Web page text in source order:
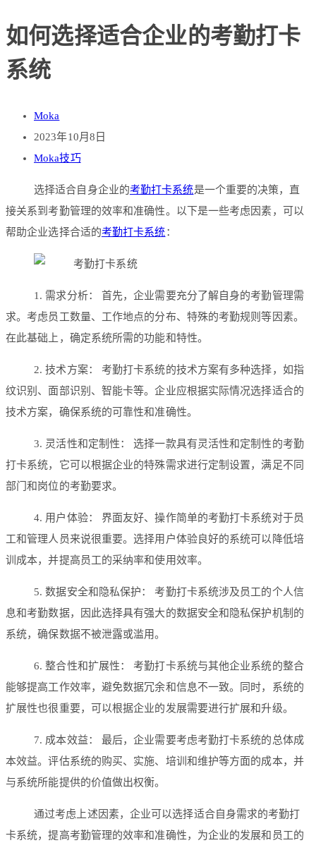
如何选择适合企业的考勤打卡
系统
Moka
2023年10月8日
Moka技巧
选择适合自身企业的考勤打卡系统是一个重要的决策，直
接关系到考勤管理的效率和准确性。以下是一些考虑因素，可以
帮助企业选择合适的考勤打卡系统：
1. 需求分析： 首先，企业需要充分了解自身的考勤管理需
求。考虑员工数量、工作地点的分布、特殊的考勤规则等因素。
在此基础上，确定系统所需的功能和特性。
2. 技术方案： 考勤打卡系统的技术方案有多种选择，如指
纹识别、面部识别、智能卡等。企业应根据实际情况选择适合的
技术方案，确保系统的可靠性和准确性。
3. 灵活性和定制性： 选择一款具有灵活性和定制性的考勤
打卡系统，它可以根据企业的特殊需求进行定制设置，满足不同
部门和岗位的考勤要求。
4. 用户体验： 界面友好、操作简单的考勤打卡系统对于员
工和管理人员来说很重要。选择用户体验良好的系统可以降低培
训成本，并提高员工的采纳率和使用效率。
5. 数据安全和隐私保护： 考勤打卡系统涉及员工的个人信
息和考勤数据，因此选择具有强大的数据安全和隐私保护机制的
系统，确保数据不被泄露或滥用。
6. 整合性和扩展性： 考勤打卡系统与其他企业系统的整合
能够提高工作效率，避免数据冗余和信息不一致。同时，系统的
扩展性也很重要，可以根据企业的发展需要进行扩展和升级。
7. 成本效益： 最后，企业需要考虑考勤打卡系统的总体成
本效益。评估系统的购买、实施、培训和维护等方面的成本，并
与系统所能提供的价值做出权衡。
通过考虑上述因素，企业可以选择适合自身需求的考勤打
卡系统，提高考勤管理的效率和准确性，为企业的发展和员工的